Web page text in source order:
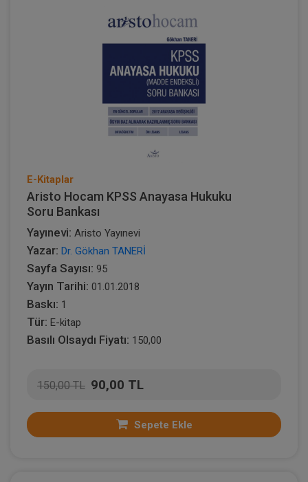
E-Kitaplar
Aristo Hocam KPSS Anayasa Hukuku
Soru Bankası
Yayınevi: Aristo Yayınevi
Yazar: Dr. Gökhan TANERİ
Sayfa Sayısı: 95
Yayın Tarihi: 01.01.2018
Baskı: 1
Tür: E-kitap
Basılı Olsaydı Fiyatı: 150,00
150,00 TL 90,00 TL
Sepete Ekle